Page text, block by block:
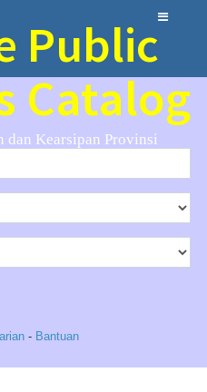
Public
Catalog
dan Kearsipan Provinsi
- Bantuan